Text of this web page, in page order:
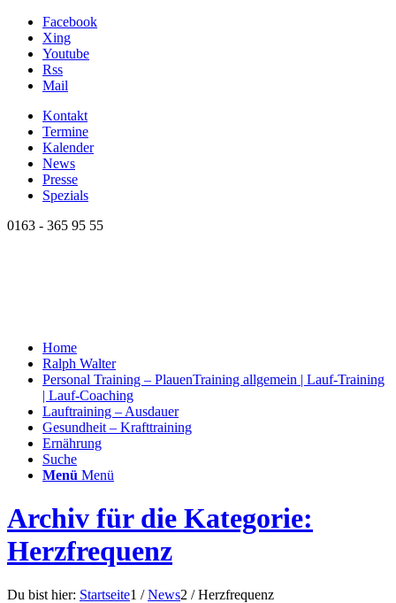
Facebook
Xing
Youtube
Rss
Mail
Kontakt
Termine
Kalender
News
Presse
Spezials
0163 - 365 95 55
Home
Ralph Walter
Personal Training – PlauenTraining allgemein | Lauf-Training
| Lauf-Coaching
Lauftraining – Ausdauer
Gesundheit – Krafttraining
Ernährung
Suche
Menü Menü
Archiv für die Kategorie:
Herzfrequenz
Du bist hier: Startseite1 / News2 / Herzfrequenz